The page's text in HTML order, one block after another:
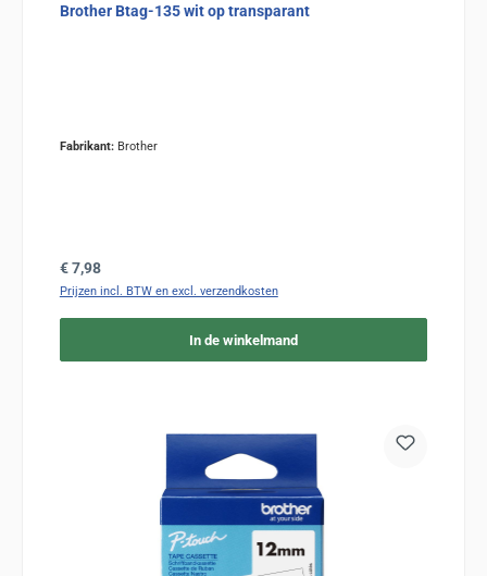
Brother Btag-135 wit op transparant
Fabrikant: Brother
Normale prijs:
€ 7,98
Prijzen incl. BTW en excl. verzendkosten
In de winkelmand